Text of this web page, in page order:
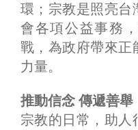
環；宗教是照亮台
會各項公益事務
戰，為政府帶來正
力量。
推動信念 傳遞善舉
宗教的日常，助人